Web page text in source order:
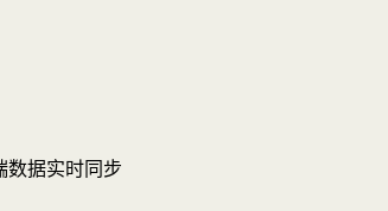
数据实时同步